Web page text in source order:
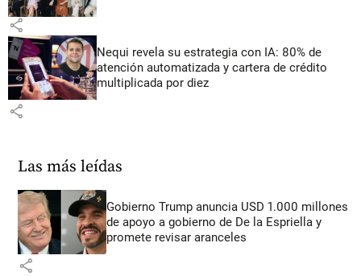
share
Nequi revela su estrategia con IA: 80% de
atención automatizada y cartera de crédito
multiplicada por diez
share
Las más leídas
Gobierno Trump anuncia USD 1.000 millones
de apoyo a gobierno de De la Espriella y
promete revisar aranceles
share